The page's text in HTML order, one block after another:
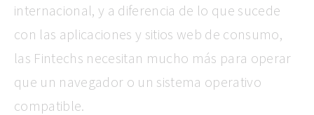
internacional, y a diferencia de lo que sucede
con las aplicaciones y sitios web de consumo,
las Fintechs necesitan mucho más para operar
que un navegador o un sistema operativo
compatible.